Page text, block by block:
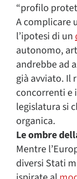
“profilo
A complicare
l’ipotesi di un
autonomo,
andrebbe ad
già avviato. Il
concorrenti e
legislatura si
organica.
Le ombre
Mentre
diversi Stati